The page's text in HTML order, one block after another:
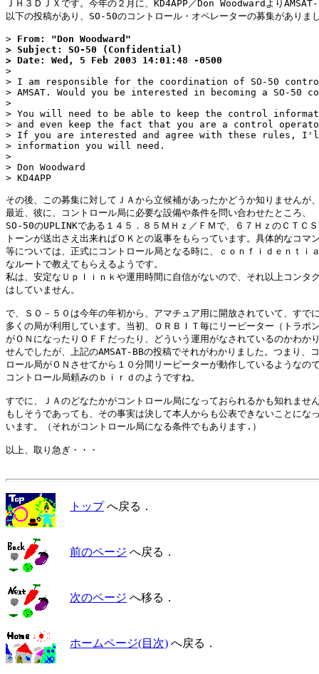
ＪＨ３ＤＪＸです。今年の２月に、KD4APP／Don Woodwardより
以下の投稿があり、SO-50のコントロール・オペレーターの募集がありま
> From: "Don Woodward"
> Subject: SO-50 (Confidential)
> Date: Wed, 5 Feb 2003 14:01:48 -0500
>
> I am responsible for the coordination of SO-50
> AMSAT. Would you be interested in becoming a SO-50
>
> You will need to be able to keep the control
> and even keep the fact that you are a control
> If you are interested and agree with these rules,
> information you will need.
>
> Don Woodward
> KD4APP
その後、この募集に対してＪＡから立候補があったかどうか知りませんが
最近、彼に、コントロール局に必要な設備や条件を問い合わせたところ、
SO-50のUPLINKである１４５．８５ＭＨｚ／ＦＭで、６７ＨｚのＣＴＣ
トーンが送出さえ出来ればＯＫとの返事をもらっています。具体的なコマ
等については、正式にコントロール局となる時に、ｃｏｎｆｉｄｅｎｔｉ
なルートで教えてもらえるようです。
私は、安定なＵｐｌｉｎｋや運用時間に自信がないので、それ以上コンタ
はしていません。
で、ＳＯ－５０は今年の年初から、アマチュア用に開放されていて、すで
多くの局が利用しています。当初、ＯＲＢＩＴ毎にリーピーター（トラポ
がＯＮになったりＯＦＦだったり、どういう運用がなされているのかわか
せんでしたが、上記のAMSAT-BBの投稿でそれがわかりました。つまり、
ロール局がＯＮさせてから１０分間リーピーターが動作しているようなの
コントロール局頼みのｂｉｒｄのようですね。
すでに、ＪＡのどなたかがコントロール局になっておられるかも知れませ
もしそうであっても、その事実は決して本人からも公表できないことにな
います。（それがコントロール局になる条件でもあります.）
以上、取り急ぎ・・・
トップへ戻る．
前のページ へ戻る．
次のページ へ移る．
ホームページ(目次) へ戻る．